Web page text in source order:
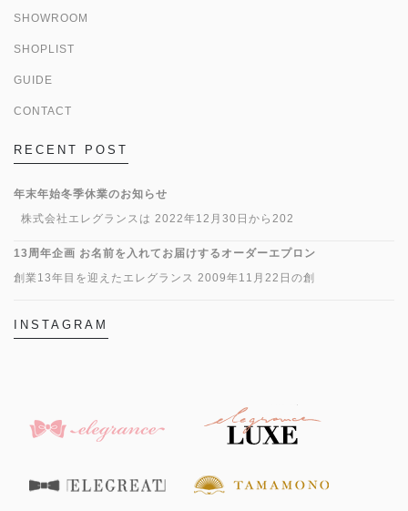
SHOWROOM
SHOPLIST
GUIDE
CONTACT
RECENT POST
年末年始冬季休業のお知らせ
株式会社エレグランスは 2022年12月30日から202
13周年企画 お名前を入れてお届けするオーダーエプロン
創業13年目を迎えたエレグランス 2009年11月22日の創
INSTAGRAM